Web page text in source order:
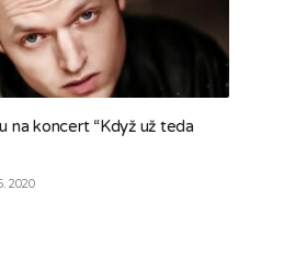
na koncert “Když už teda
2020